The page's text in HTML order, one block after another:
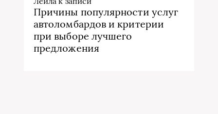
Причины популярности услуг
автоломбардов и критерии
при выборе лучшего
предложения